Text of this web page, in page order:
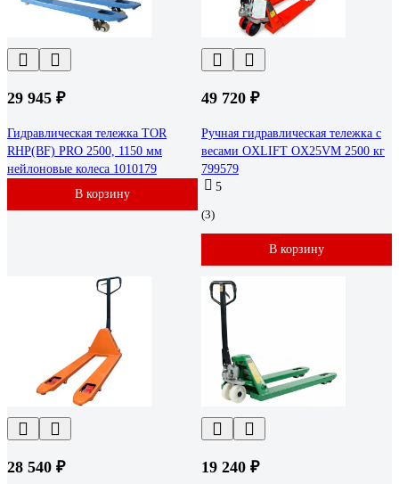
29 945 ₽
Гидравлическая тележка TOR
RHP(BF) PRO 2500, 1150 мм
нейлоновые колеса 1010179
В корзину
49 720 ₽
Ручная гидравлическая тележка с
весами OXLIFT OX25VM 2500 кг
799579
5
(3)
В корзину
28 540 ₽ 19 240 ₽